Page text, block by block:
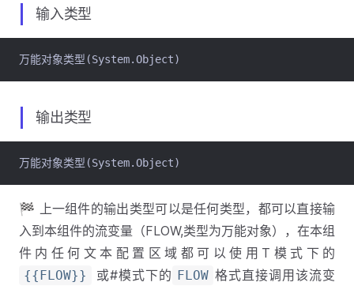
输入类型
万能对象类型(System.Object)
输出类型
万能对象类型(System.Object)
🏁 上一组件的输出类型可以是任何类型，都可以直接输
入到本组件的流变量（FLOW,类型为万能对象），在本组
件内任何文本配置区域都可以使用T模式下的
{{FLOW}} 或#模式下的 FLOW 格式直接调用该流变